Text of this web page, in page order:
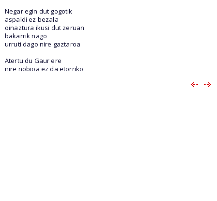
Negar egin dut gogotik
aspaldi ez bezala
oinaztura ikusi dut zeruan
bakarrik nago
urruti dago nire gaztaroa
Atertu du Gaur ere
nire nobioa ez da etorriko